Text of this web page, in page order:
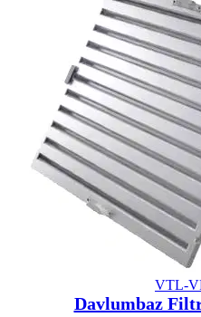
VTL-
Davlumbaz